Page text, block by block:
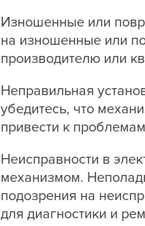
Изношенные или
на изношенные или
производителю или
Неправильная
убедитесь, что
привести к
Неисправности в
механизмом.
подозрения на
для диагностики и